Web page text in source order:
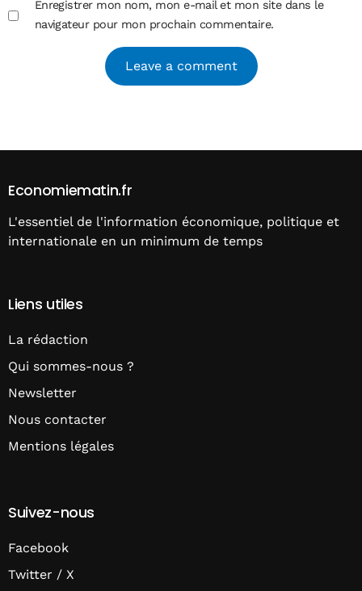
Enregistrer mon nom, mon e-mail et mon site dans le
navigateur pour mon prochain commentaire.
Economiematin.fr
L'essentiel de l'information économique, politique et
internationale en un minimum de temps
Liens utiles
La rédaction
Qui sommes-nous ?
Newsletter
Nous contacter
Mentions légales
Suivez-nous
Facebook
Twitter / X